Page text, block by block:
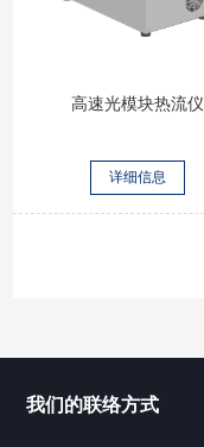
高速光模块热流仪
详细信息
我们的联络方式